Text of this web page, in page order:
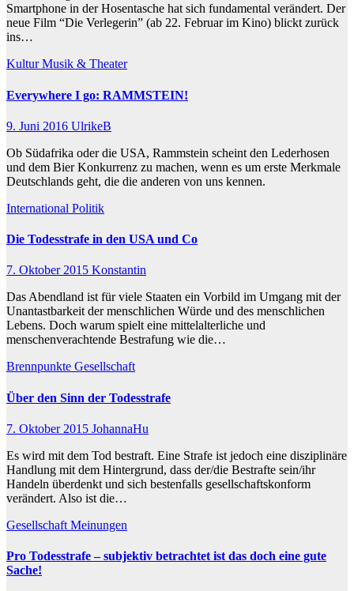
Smartphone in der Hosentasche hat sich fundamental verändert. Der
neue Film “Die Verlegerin” (ab 22. Februar im Kino) blickt zurück
ins…
KulturMusik & Theater
Everywhere I go: RAMMSTEIN!
9. Juni 2016 UlrikeB
Ob Südafrika oder die USA, Rammstein scheint den Lederhosen
und dem Bier Konkurrenz zu machen, wenn es um erste Merkmale
Deutschlands geht, die die anderen von uns kennen.
International Politik
Die Todesstrafe in den USA und Co
7. Oktober 2015 Konstantin
Das Abendland ist für viele Staaten ein Vorbild im Umgang mit der
Unantastbarkeit der menschlichen Würde und des menschlichen
Lebens. Doch warum spielt eine mittelalterliche und
menschenverachtende Bestrafung wie die…
Brennpunkte Gesellschaft
Über den Sinn der Todesstrafe
7. Oktober 2015 JohannaHu
Es wird mit dem Tod bestraft. Eine Strafe ist jedoch eine disziplinäre
Handlung mit dem Hintergrund, dass der/die Bestrafte sein/ihr
Handeln überdenkt und sich bestenfalls gesellschaftskonform
verändert. Also ist die…
Gesellschaft Meinungen
Pro Todesstrafe – subjektiv betrachtet ist das doch eine gute
Sache!